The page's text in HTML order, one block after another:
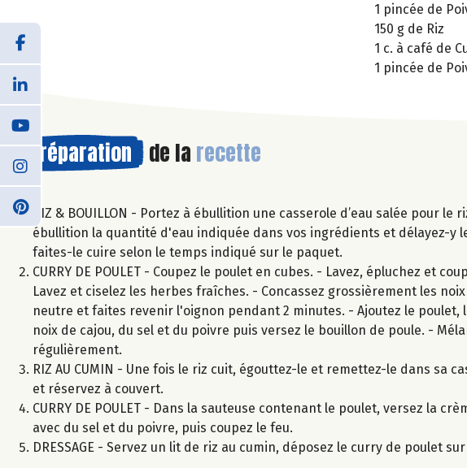
1 pincée de
150 g de Riz
1 c. à café de
1 pincée de
Préparation de la recette
RIZ & BOUILLON - Portez à ébullition une casserole d’eau salée pour
ébullition la quantité d'eau indiquée dans vos ingrédients et délayez-y
faites-le cuire selon le temps indiqué sur le paquet.
CURRY DE POULET - Coupez le poulet en cubes. - Lavez, épluchez et
Lavez et ciselez les herbes fraîches. - Concassez grossièrement les
neutre et faites revenir l'oignon pendant 2 minutes. - Ajoutez le
noix de cajou, du sel et du poivre puis versez le bouillon de poule. -
régulièrement.
RIZ AU CUMIN - Une fois le riz cuit, égouttez-le et remettez-le dans sa
et réservez à couvert.
CURRY DE POULET - Dans la sauteuse contenant le poulet, versez la
avec du sel et du poivre, puis coupez le feu.
DRESSAGE - Servez un lit de riz au cumin, déposez le curry de poulet